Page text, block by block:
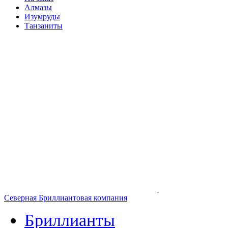
Алмазы
Изумруды
Танзаниты
Северная Бриллиантовая компания
Бриллианты